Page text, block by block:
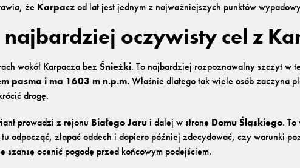
że Karpaczod lat jest jednym z najważniejszych punktów
najbardziej oczywisty cel z
wokół Karpacza bezŚnieżki. To najbardziej rozpoznawalny szczyt w
pasma i ma 1603 m n.p.m.Właśnie dlatego tak wiele osób zaczyna
drogę.
prowadzi z rejonu Białego Jarui dalej w stronę Domu Śląskiego.
odpocząć, złapać oddech i dopiero później zdecydować, czy warunki
szansę ocenić pogodę przed końcowym podejściem.